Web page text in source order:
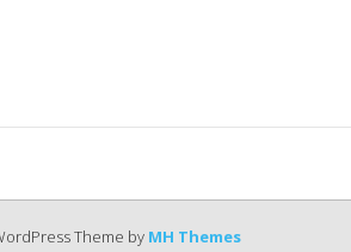
Theme by MH Themes